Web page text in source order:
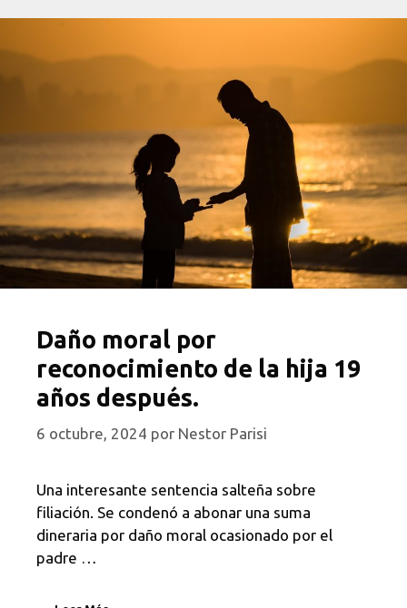
Daño moral por
reconocimiento de la hija 19
años después.
6 octubre, 2024 por Nestor Parisi
Una interesante sentencia salteña sobre
filiación. Se condenó a abonar una suma
dineraria por daño moral ocasionado por el
padre …